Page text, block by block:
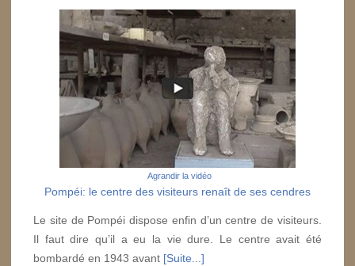
Agrandir la vidéo
Pompéi: le centre des visiteurs renaît de ses cendres
Le site de Pompéi dispose enfin d’un centre de visiteurs.
Il faut dire qu’il a eu la vie dure. Le centre avait été
bombardé en 1943 avant [Suite...]